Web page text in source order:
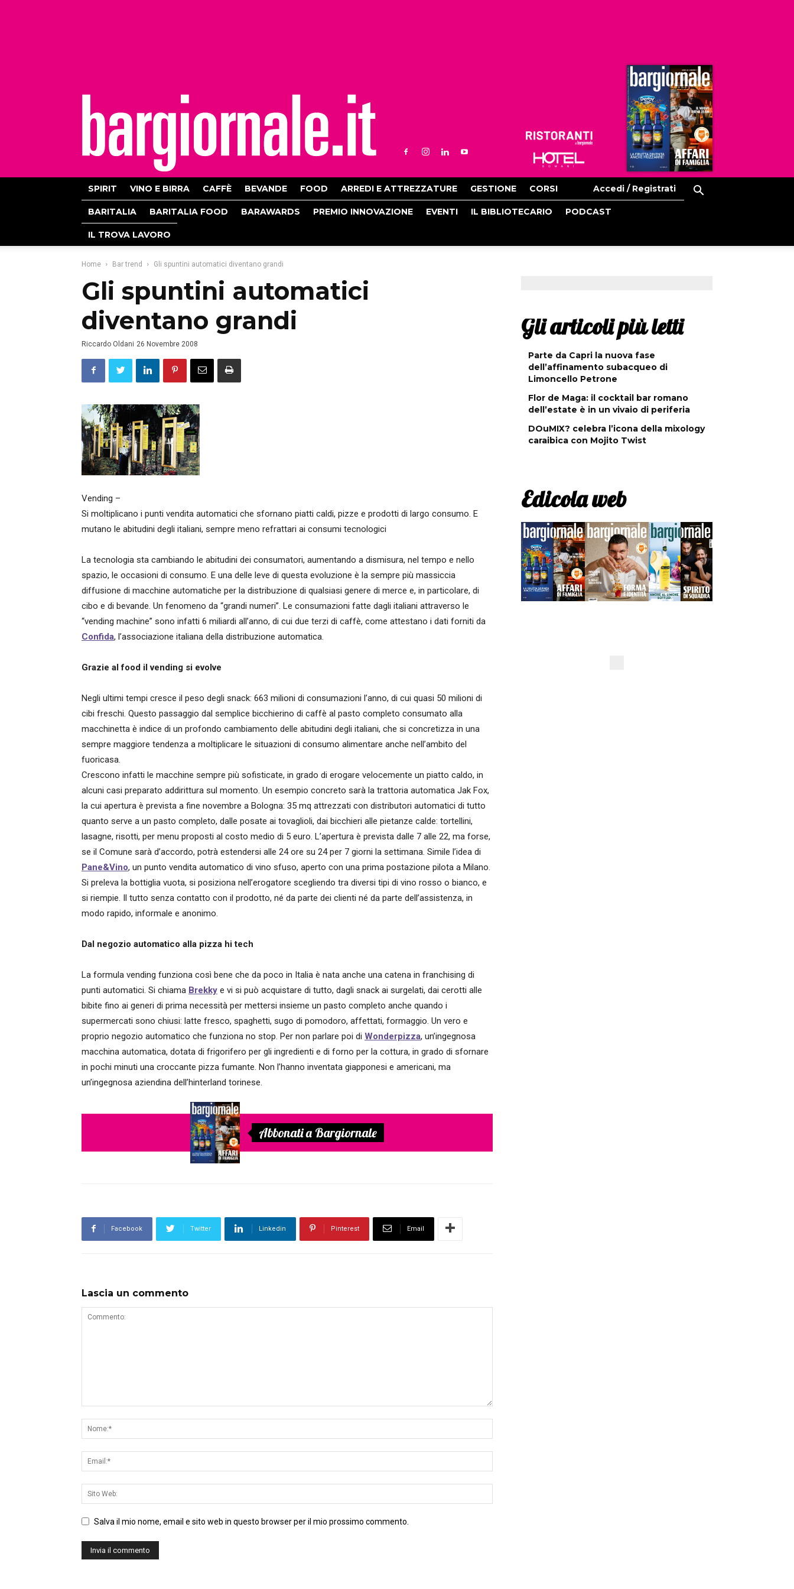
Ristoranti
Hoteldomani
SPIRIT VINO E BIRRA CAFFÈ BEVANDE FOOD ARREDI E ATTREZZATURE GESTIONE CORSI Accedi / Registrati
BARITALIA BARITALIA FOOD BARAWARDS PREMIO INNOVAZIONE EVENTI IL BIBLIOTECARIO PODCAST
IL TROVA LAVORO
Home Bar trend Gli spuntini automatici diventano grandi
Gli spuntini automatici
diventano grandi
Riccardo Oldani 26 Novembre 2008
Vending –
Si moltiplicano i punti vendita automatici che sfornano piatti caldi, pizze e prodotti di largo consumo. E
mutano le abitudini degli italiani, sempre meno refrattari ai consumi tecnologici
La tecnologia sta cambiando le abitudini dei consumatori, aumentando a dismisura, nel tempo e nello
spazio, le occasioni di consumo. E una delle leve di questa evoluzione è la sempre più massiccia
diffusione di macchine automatiche per la distribuzione di qualsiasi genere di merce e, in particolare, di
cibo e di bevande. Un fenomeno da “grandi numeri”. Le consumazioni fatte dagli italiani attraverso le
“vending machine” sono infatti 6 miliardi all’anno, di cui due terzi di caffè, come attestano i dati forniti da
Confida, l’associazione italiana della distribuzione automatica.
Grazie al food il vending si evolve
Negli ultimi tempi cresce il peso degli snack: 663 milioni di consumazioni l’anno, di cui quasi 50 milioni di
cibi freschi. Questo passaggio dal semplice bicchierino di caffè al pasto completo consumato alla
macchinetta è indice di un profondo cambiamento delle abitudini degli italiani, che si concretizza in una
sempre maggiore tendenza a moltiplicare le situazioni di consumo alimentare anche nell’ambito del
fuoricasa.
Crescono infatti le macchine sempre più sofisticate, in grado di erogare velocemente un piatto caldo, in
alcuni casi preparato addirittura sul momento. Un esempio concreto sarà la trattoria automatica Jak Fox,
la cui apertura è prevista a fine novembre a Bologna: 35 mq attrezzati con distributori automatici di tutto
quanto serve a un pasto completo, dalle posate ai tovaglioli, dai bicchieri alle pietanze calde: tortellini,
lasagne, risotti, per menu proposti al costo medio di 5 euro. L’apertura è prevista dalle 7 alle 22, ma forse,
se il Comune sarà d’accordo, potrà estendersi alle 24 ore su 24 per 7 giorni la settimana. Simile l’idea di
Pane&Vino, un punto vendita automatico di vino sfuso, aperto con una prima postazione pilota a Milano.
Si preleva la bottiglia vuota, si posiziona nell’erogatore scegliendo tra diversi tipi di vino rosso o bianco, e
si riempie. Il tutto senza contatto con il prodotto, né da parte dei clienti né da parte dell’assistenza, in
modo rapido, informale e anonimo.
Dal negozio automatico alla pizza hi tech
La formula vending funziona così bene che da poco in Italia è nata anche una catena in franchising di
punti automatici. Si chiama Brekky e vi si può acquistare di tutto, dagli snack ai surgelati, dai cerotti alle
bibite fino ai generi di prima necessità per mettersi insieme un pasto completo anche quando i
supermercati sono chiusi: latte fresco, spaghetti, sugo di pomodoro, affettati, formaggio. Un vero e
proprio negozio automatico che funziona no stop. Per non parlare poi di Wonderpizza, un’ingegnosa
macchina automatica, dotata di frigorifero per gli ingredienti e di forno per la cottura, in grado di sfornare
in pochi minuti una croccante pizza fumante. Non l’hanno inventata giapponesi e americani, ma
un’ingegnosa aziendina dell’hinterland torinese.
Abbonati a Bargiornale
Facebook Twitter Linkedin Pinterest Email
Lascia un commento
Salva il mio nome, email e sito web in questo browser per il mio prossimo commento.
Gli articoli più letti
Parte da Capri la nuova fase
dell’affinamento subacqueo di
Limoncello Petrone
Flor de Maga: il cocktail bar romano
dell’estate è in un vivaio di periferia
DOuMIX? celebra l’icona della mixology
caraibica con Mojito Twist
Edicola web